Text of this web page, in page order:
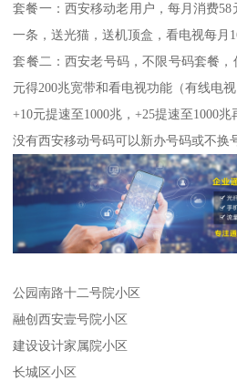
套餐一：西安移动老用户，每月消费58
一条，送光猫，送机顶盒，看电视每月
套餐二：西安老号码，不限号码套餐
元得200兆宽带和看电视功能（有线电视
+10元提速至1000兆，+25提速至1000
没有西安移动号码可以新办号码或不换
公园南路十二号院小区
融创西安壹号院小区
建设设计家属院小区
长城区小区